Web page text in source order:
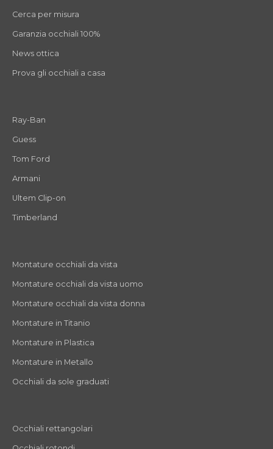
Cerca per misura
Garanzia occhiali 100%
News ottica
Prova gli occhiali a casa
Ray-Ban
Guess
Tom Ford
Armani
Ultem Clip-on
Timberland
Montature occhiali da vista
Montature occhiali da vista uomo
Montature occhiali da vista donna
Montature in Titanio
Montature in Plastica
Montature in Metallo
Occhiali da sole graduati
Occhiali rettangolari